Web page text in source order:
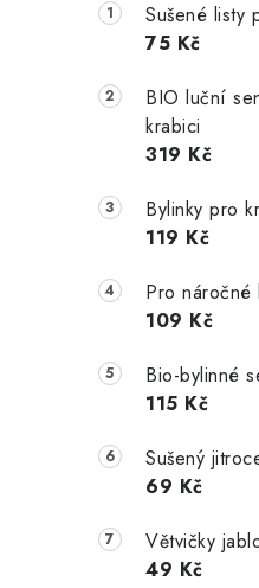
Sušené listy
75 Kč
BIO luční
krabici
319 Kč
Bylinky pro
119 Kč
Pro náročné
109 Kč
Bio-bylinné
115 Kč
Sušený
69 Kč
Větvičky
49 Kč